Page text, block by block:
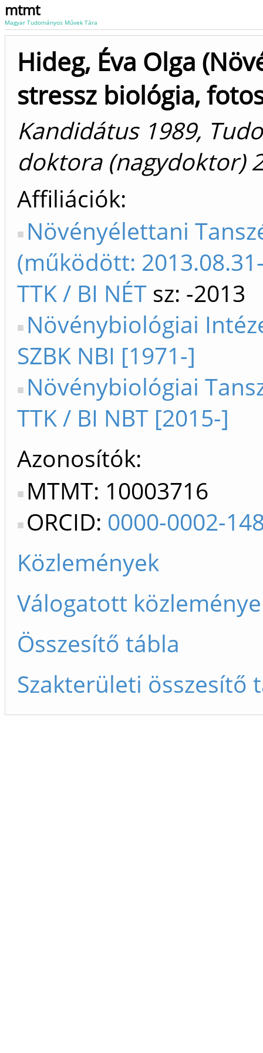
mtmt
Magyar Tudományos Művek Tára
Hideg, Éva Olga
stressz biológia,
Kandidátus 1989,
doktora (nagydoktor)
Affiliációk
Növényélettani
(működött:
TTK / BI NÉT sz: -2013
Növénybiológiai
SZBK NBI [1971-]
Növénybiológiai
TTK / BI NBT [2015-]
Azonosítók
MTMT: 10003716
ORCID: 0000-0002-
Közlemények
Válogatott
Összesítő tábla
Szakterületi összesítő